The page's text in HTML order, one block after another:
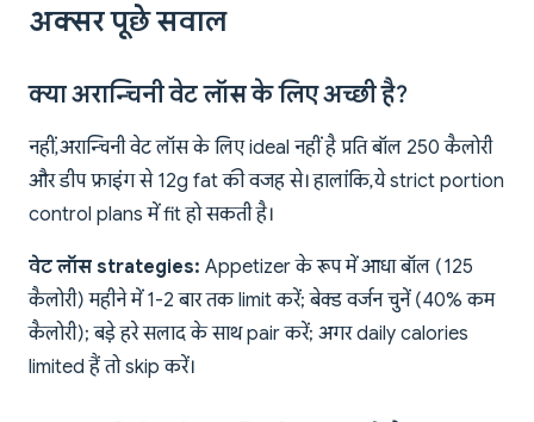
अक्सर पूछे सवाल
क्या अरान्चिनी वेट लॉस के लिए अच्छी है?
नहीं, अरान्चिनी वेट लॉस के लिए ideal नहीं है प्रति बॉल 250 कैलोरी
और डीप फ्राइंग से 12g fat की वजह से। हालांकि, ये strict portion
control plans में fit हो सकती है।
वेट लॉस strategies: Appetizer के रूप में आधा बॉल (125
कैलोरी) महीने में 1-2 बार तक limit करें; बेक्ड वर्जन चुनें (40% कम
कैलोरी); बड़े हरे सलाद के साथ pair करें; अगर daily calories
limited हैं तो skip करें।